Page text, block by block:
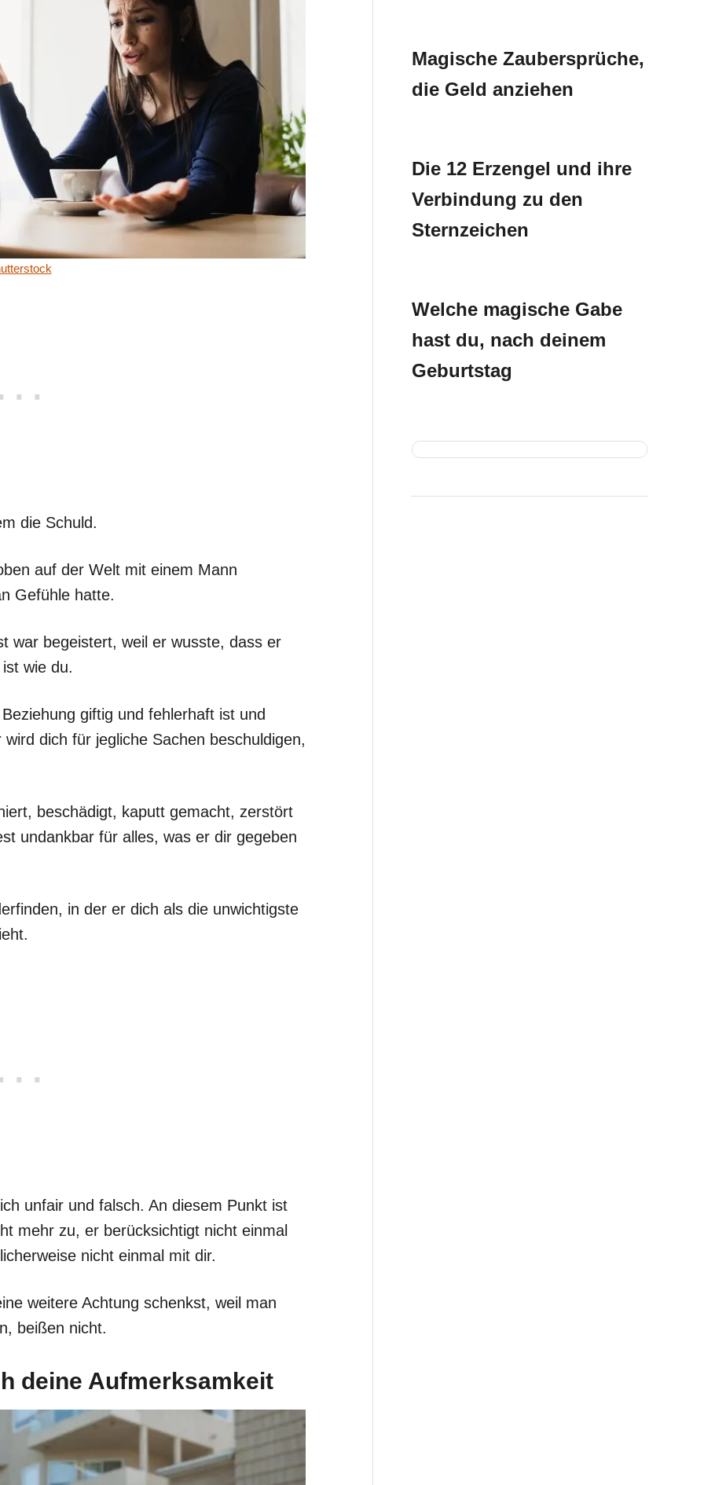
die Schuld.
auf der Welt mit einem Mann
Gefühle hatte.
war begeistert, weil er wusste, dass er
wie du.
giftig und fehlerhaft ist und
dich für jegliche Sachen beschuldigen,
beschädigt, kaputt gemacht, zerstört
undankbar für alles, was er dir gegeben
in der er dich als die unwichtigste
unfair und falsch. An diesem Punkt ist
mehr zu, er berücksichtigt nicht einmal
nicht einmal mit dir.
weitere Achtung schenkst, weil man
beißen nicht.
deine Aufmerksamkeit
Magische Zaubersprüche,
die Geld anziehen
Die 12 Erzengel und ihre
Verbindung zu den
Sternzeichen
Welche magische Gabe
hast du, nach deinem
Geburtstag